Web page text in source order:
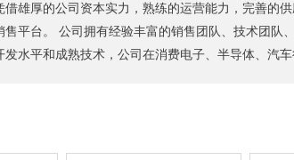
雄厚的公司资本实力，熟练的运营能力，完善的
平台。 公司拥有经验丰富的销售团队、技术团队
水平和成熟技术，公司在消费电子、半导体、汽